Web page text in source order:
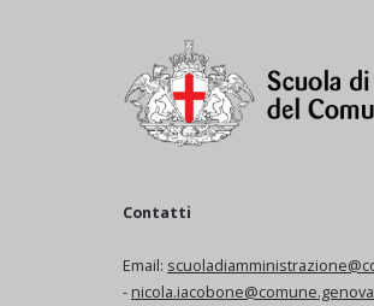
Contatti
Email:
-